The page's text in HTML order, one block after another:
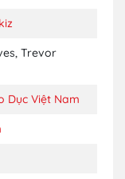
Trevor
Dục Việt Nam